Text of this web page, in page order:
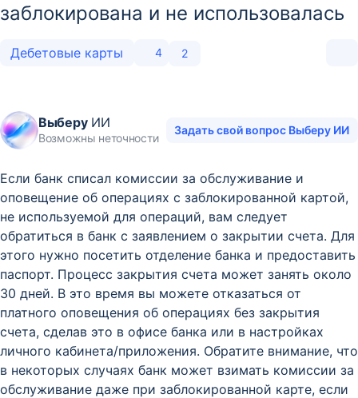
заблокирована и не использовалась
Дебетовые карты 4 2
ВыберуИИ
Возможны неточности
Задать свой вопрос Выберу ИИ
Если банк списал комиссии за обслуживание и
оповещение об операциях с заблокированной картой,
не используемой для операций, вам следует
обратиться в банк с заявлением о закрытии счета. Для
этого нужно посетить отделение банка и предоставить
паспорт. Процесс закрытия счета может занять около
30 дней. В это время вы можете отказаться от
платного оповещения об операциях без закрытия
счета, сделав это в офисе банка или в настройках
личного кабинета/приложения. Обратите внимание, что
в некоторых случаях банк может взимать комиссии за
обслуживание даже при заблокированной карте, если